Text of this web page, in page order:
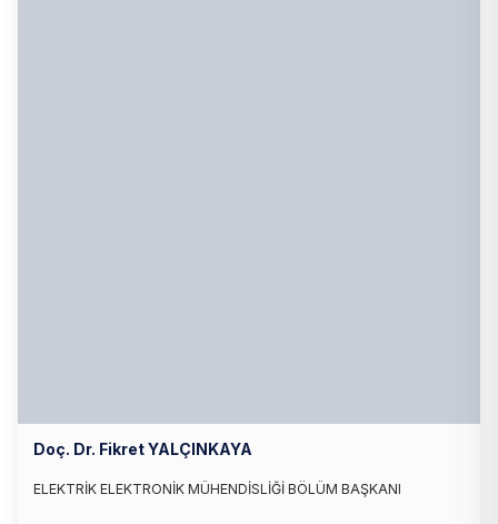
Doç. Dr. Fikret YALÇINKAYA
ELEKTRİK ELEKTRONİK MÜHENDİSLİĞİ BÖLÜM BAŞKANI